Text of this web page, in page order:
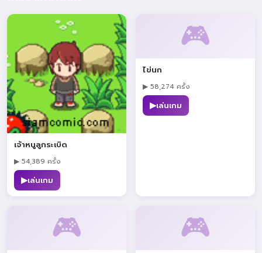
เจ้าหนูลูกระเบิด
▶ 54,389 ครั้ง
▶เล่นเกม
🎮
ไข่นก
▶ 58,274 ครั้ง
▶เล่นเกม
🎮 🎮